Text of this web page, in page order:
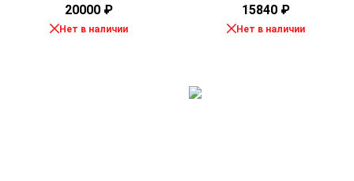
20000 ₽
Нет в наличии
15840 ₽
Нет в наличии